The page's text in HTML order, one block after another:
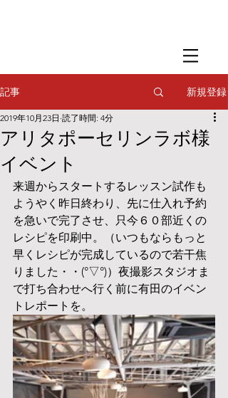
フードスタイリング
記事 新規登録
アリタポーセリンラボ様
イベント
2019年10月23日 読了時間: 4分
来週からスタートするレッスン試作も
ようやく昨日終わり、先に仕入れ予約
を急いで完了させ、只今６０部近くの
レシピを印刷中。（いつもならもっと
早くレシピが完成しているので若干焦
りました・・(°▽°)）夜撮影スタジオま
で打ち合わせへ行く前に有田のイベン
トレポートを。